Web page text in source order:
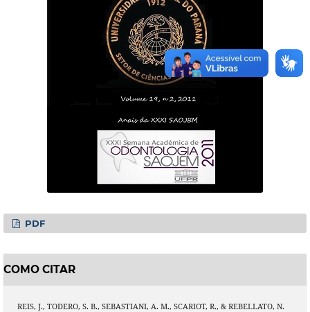
PDF
COMO CITAR
REIS, J., TODERO, S. B., SEBASTIANI, A. M., SCARIOT, R., & REBELLATO, N.